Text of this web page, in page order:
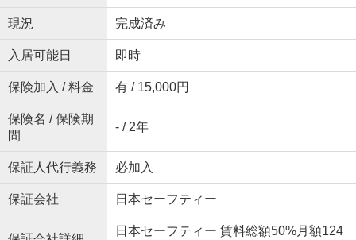
現況 完成済み
入居可能日 即時
保険加入 / 料金 有 / 15,000円
保険名 / 保険期
間
- / 2年
保証人代行義務 必加入
保証会社 日本セーフティー
日本セーフティー 賃料総額50%月額124